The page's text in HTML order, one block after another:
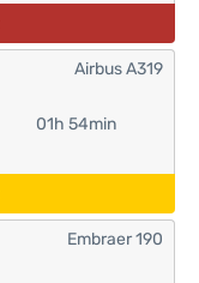
01h 54min
Airbus A319
Embraer 190